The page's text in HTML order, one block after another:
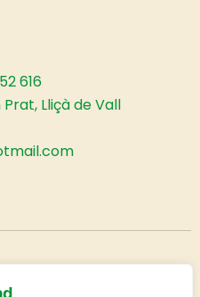
616
Lliçà de Vall
2025